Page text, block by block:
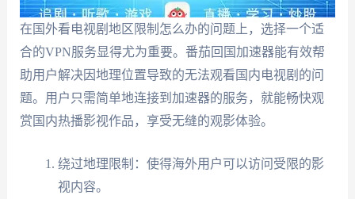
在国外看电视剧地区限制怎么办的问题上，选择一个适
合的VPN服务显得尤为重要。番茄回国加速器能有效帮
助用户解决因地理位置导致的无法观看国内电视剧的问
题。用户只需简单地连接到加速器的服务，就能畅快观
赏国内热播影视作品，享受无缝的观影体验。
绕过地理限制：使得海外用户可以访问受限的影
视内容。